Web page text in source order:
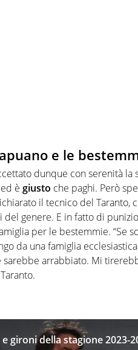
e le
dunque con serenità
è giusto che paghi. Però
il tecnico del
del genere. E in fatto di
per le bestemmie. “Se
da una famiglia
sarebbe arrabbiato. Mi
e gironi della stagione 2023-